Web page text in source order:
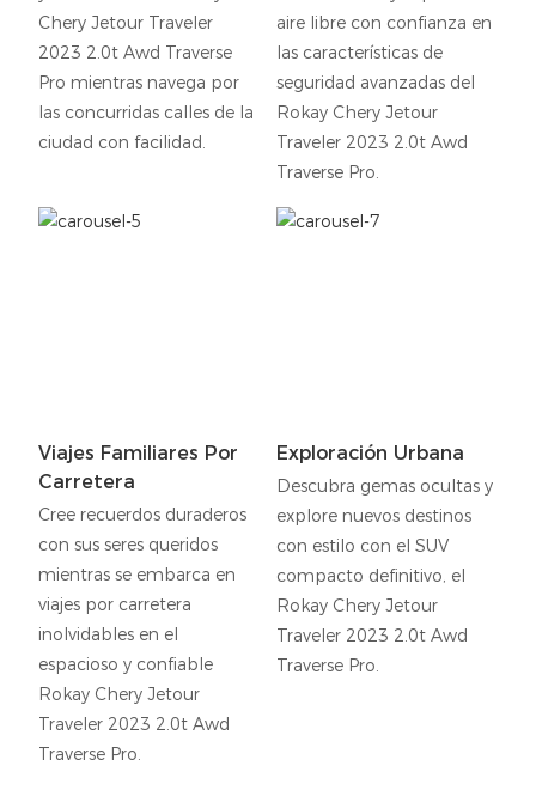
Chery Jetour Traveler
2023 2.0t Awd Traverse
Pro mientras navega por
las concurridas calles de la
ciudad con facilidad.
aire libre con confianza en
las características de
seguridad avanzadas del
Rokay Chery Jetour
Traveler 2023 2.0t Awd
Traverse Pro.
Viajes Familiares Por
Carretera
Cree recuerdos duraderos
con sus seres queridos
mientras se embarca en
viajes por carretera
inolvidables en el
espacioso y confiable
Rokay Chery Jetour
Traveler 2023 2.0t Awd
Traverse Pro.
Exploración Urbana
Descubra gemas ocultas y
explore nuevos destinos
con estilo con el SUV
compacto definitivo, el
Rokay Chery Jetour
Traveler 2023 2.0t Awd
Traverse Pro.